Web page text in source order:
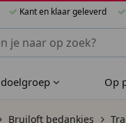
Kant en klaar geleverd
Bijzondere
Op
Bruiloft bedankjes